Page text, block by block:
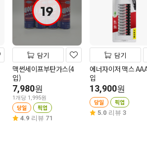
19
담기
맥썬세이프부탄가스(4
입)
7,980원
1개당 1,995원
당일 픽업
4.9 리뷰 71
담기
에너자이저 맥스
입
13,900원
당일 픽업
5.0 리뷰 3